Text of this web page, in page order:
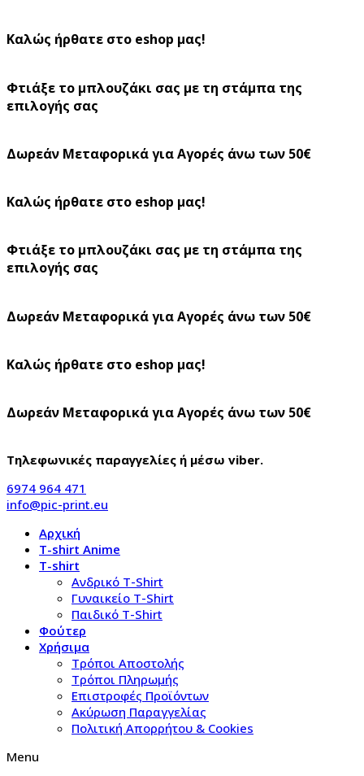
Καλώς ήρθατε στο eshop μας!
Φτιάξε το μπλουζάκι σας με τη στάμπα της
επιλογής σας
Δωρεάν Μεταφορικά για Αγορές άνω των 50€
Καλώς ήρθατε στο eshop μας!
Φτιάξε το μπλουζάκι σας με τη στάμπα της
επιλογής σας
Δωρεάν Μεταφορικά για Αγορές άνω των 50€
Καλώς ήρθατε στο eshop μας!
Δωρεάν Μεταφορικά για Αγορές άνω των 50€
Τηλεφωνικές παραγγελίες ή μέσω viber.
6974 964 471
info@pic-print.eu
Αρχική
T-shirt Anime
T-shirt
Aνδρικό Τ-Shirt
Γυναικείο T-Shirt
Παιδικό T-Shirt
Φούτερ
Χρήσιμα
Τρόποι Αποστολής
Τρόποι Πληρωμής
Επιστροφές Προϊόντων
Ακύρωση Παραγγελίας
Πολιτική Απορρήτου & Cookies
Menu